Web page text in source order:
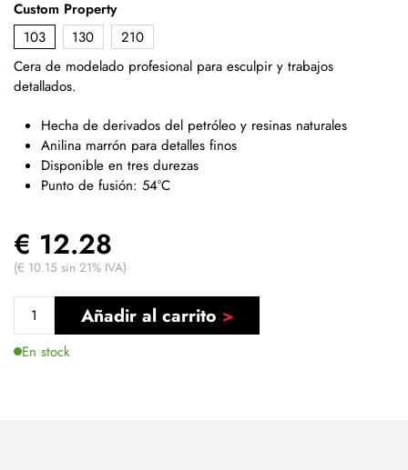
Custom Property
103
130
210
Cera de modelado profesional para esculpir y trabajos
detallados.
Hecha de derivados del petróleo y resinas naturales
Anilina marrón para detalles finos
Disponible en tres durezas
Punto de fusión: 54°C
€ 12.28
(€ 10.15 sin 21% IVA)
Añadir al carrito
En stock